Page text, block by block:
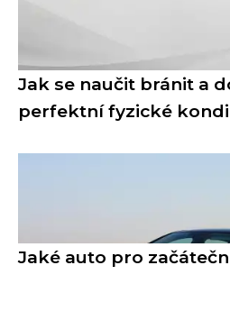
Jak se naučit bránit a
perfektní fyzické
Jaké auto pro